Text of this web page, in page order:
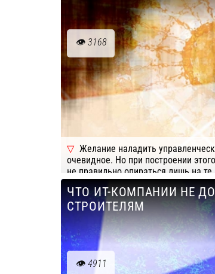
3168
Желание наладить
очевидное. Но при построении
не правильно опираться лишь на
Подробнее Компания:
ЧТО ИТ-КОМПАНИИ НЕ
СТРОИТЕЛЯМ
4911